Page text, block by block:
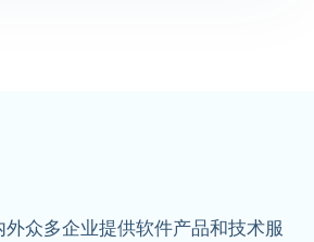
众多企业提供软件产品和技术服